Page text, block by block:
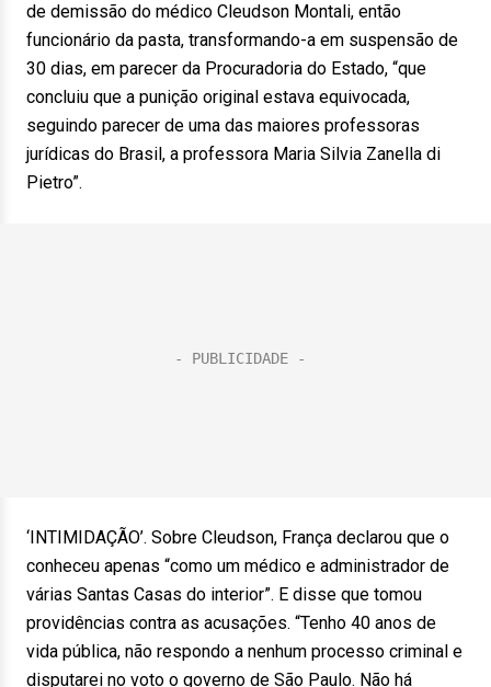
de demissão do médico Cleudson Montali, então
funcionário da pasta, transformando-a em suspensão de
30 dias, em parecer da Procuradoria do Estado, “que
concluiu que a punição original estava equivocada,
seguindo parecer de uma das maiores professoras
jurídicas do Brasil, a professora Maria Silvia Zanella di
Pietro”.
‘INTIMIDAÇÃO’. Sobre Cleudson, França declarou que o
conheceu apenas “como um médico e administrador de
várias Santas Casas do interior”. E disse que tomou
providências contra as acusações. “Tenho 40 anos de
vida pública, não respondo a nenhum processo criminal e
disputarei no voto o governo de São Paulo. Não há